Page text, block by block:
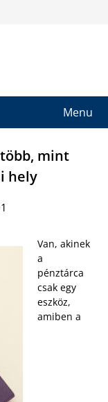
Menu
mint
hely
Van, akinek
a
pénztárca
csak egy
eszköz,
amiben a